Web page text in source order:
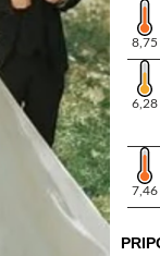
8,75
6,28
7,46